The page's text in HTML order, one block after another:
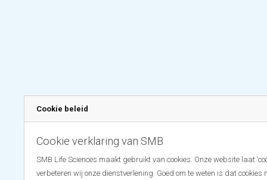
Cookie beleid
Cookie verklaring van SMB
SMB Life Sciences maakt gebruikt van cookies. Onze website laat
verbeteren wij onze dienstverlening. Goed om te weten is dat